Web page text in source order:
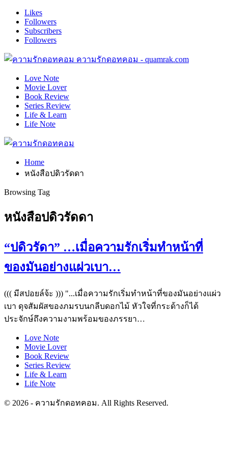
Likes
Followers
Subscribers
Followers
ความรักดอทคอม - quamrak.com
Love Note
Movie Lover
Book Review
Series Review
Life & Learn
Life Note
Home
หนังสือปดิวรัดดา
Browsing Tag
หนังสือปดิวรัดดา
“ปดิวรัดา” …เมื่อความรักเริ่มทำหน้าที่
ของมันอย่างแผ่วเบา…
((( มีสปอยล์จ้ะ ))) "...เมื่อความรักเริ่มทำหน้าที่ของมันอย่างแผ่ว
เบา ดุจสัมผัสของภมรบนกลีบดอกไม้ หัวใจที่กระด้างก็ได้
ประจักษ์ถึงความงามพร้อมของภรรยา…
Love Note
Movie Lover
Book Review
Series Review
Life & Learn
Life Note
© 2026 - ความรักดอทคอม. All Rights Reserved.